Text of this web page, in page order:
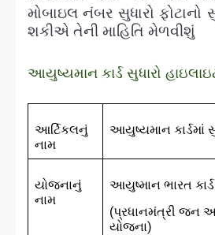
મોબાઇલ નંબર સુધારો ફોટાનો
શકીએ તેની માહિતિ મેળવીશું
આયુષ્યમાન કાર્ડ સુધારો
આર્ટિકલનું
નામ
આયુષ્યમાન કાર્ડમાં
યોજનાનું
નામ
આયુષ્માન ભારત
(પ્રધાનમંત્રી જન
યોજના)